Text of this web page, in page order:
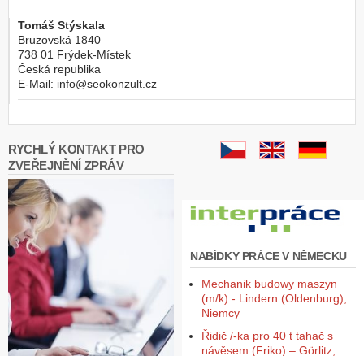
Tomáš Stýskala
Bruzovská 1840
738 01 Frýdek-Místek
Česká republika
E-Mail: info@seokonzult.cz
RYCHLÝ KONTAKT PRO
ZVEŘEJNĚNÍ ZPRÁV
NABÍDKY PRÁCE V NĚMECKU
Mechanik budowy maszyn
(m/k) - Lindern (Oldenburg),
Niemcy
Řidič /-ka pro 40 t tahač s
návěsem (Friko) – Görlitz,